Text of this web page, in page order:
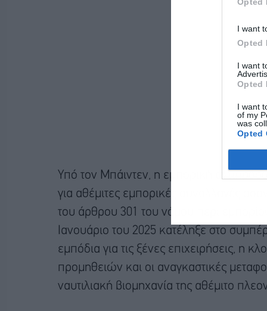
I want
Opted
I want
Opted
I want
of my
was
Opted
Υπό τον Μπάιντεν, η εμπορική
για αθέμιτες εμπορικές συναλλαγές
του άρθρου 301 του νόμου περί
Ιανουάριο του 2025 κατέληξε στο
εμπόδια για τις ξένες επιχειρήσεις, η
προμηθειών και οι αναγκαστικές
ναυτιλιακή βιομηχανία της αθέμιτο